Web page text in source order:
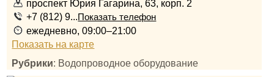
проспект Юрия Гагарина, 63, корп. 2
+7 (812) 9...Показать телефон
ежедневно, 09:00–21:00
Показать на карте
Рубрики: Водопроводное оборудование